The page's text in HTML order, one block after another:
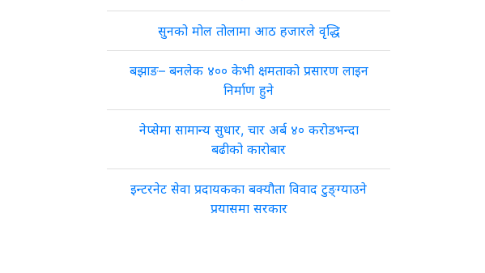
सुनको मोल तोलामा आठ हजारले वृद्धि
बझाङ– बनलेक ४०० केभी क्षमताको प्रसारण लाइन
निर्माण हुने
नेप्सेमा सामान्य सुधार, चार अर्ब ४० करोडभन्दा
बढीको कारोबार
इन्टरनेट सेवा प्रदायकका बक्यौता विवाद टुङ्ग्याउने
प्रयासमा सरकार